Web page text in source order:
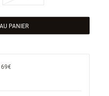
PANIER